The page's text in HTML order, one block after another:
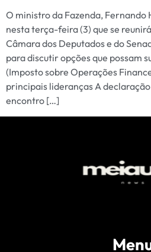
O ministro da Fazenda, Fernando
nesta terça-feira (3) que se
Câmara dos Deputados e do
para discutir opções que possam
(Imposto sobre Operações
principais lideranças A
encontro […]